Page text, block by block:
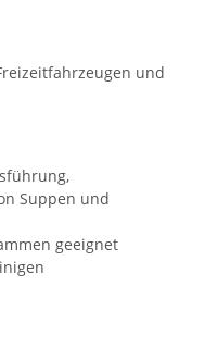
und
Suppen und
geeignet